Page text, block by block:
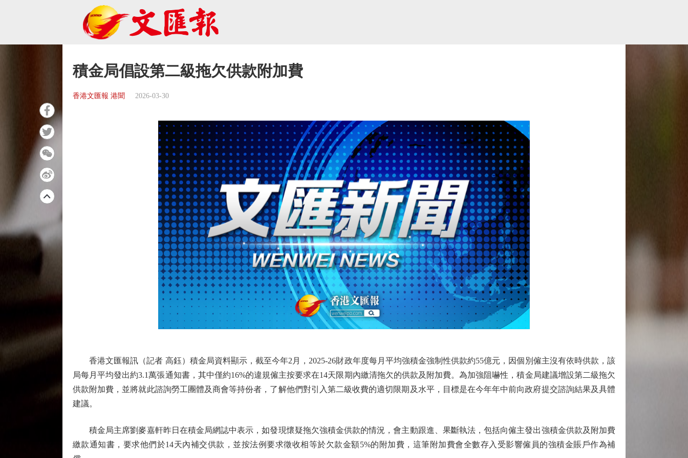
積金局倡設第二級拖欠供款附加費
香港文匯報 港聞 2026-03-30
香港文匯報訊（記者 高鈺）積金局資料顯示，截至今年2月，2025-26財政年度每月平均強積金強制性供款約55億元，因個別僱主沒有依時供款，該
局每月平均發出約3.1萬張通知書，其中僅約16%的違規僱主按要求在14天限期內繳清拖欠的供款及附加費。為加強阻嚇性，積金局建議增設第二級拖欠
供款附加費，並將就此諮詢勞工團體及商會等持份者，了解他們對引入第二級收費的適切限期及水平，目標是在今年年中前向政府提交諮詢結果及具體
建議。
積金局主席劉麥嘉軒昨日在積金局網誌中表示，如發現懷疑拖欠強積金供款的情況，會主動跟進、果斷執法，包括向僱主發出強積金供款及附加費
繳款通知書，要求他們於14天內補交供款，並按法例要求徵收相等於欠款金額5%的附加費，這筆附加費會全數存入受影響僱員的強積金賬戶作為補